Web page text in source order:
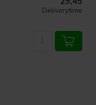
Deliverytime